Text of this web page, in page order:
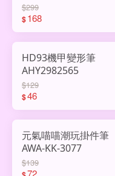
$299
$168
HD93機甲變形筆
AHY2982565
$129
$46
元氣喵喵潮玩掛件筆
AWA-KK-3077
$139
72